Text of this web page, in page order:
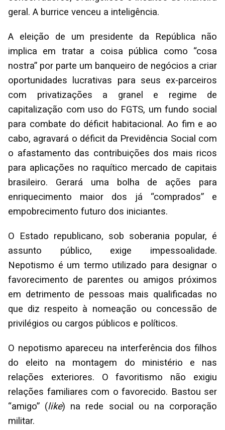
geral. A burrice venceu a inteligência.
A eleição de um presidente da República não
implica em tratar a coisa pública como “cosa
nostra” por parte um banqueiro de negócios a criar
oportunidades lucrativas para seus ex-parceiros
com privatizações a granel e regime de
capitalização com uso do FGTS, um fundo social
para combate do déficit habitacional. Ao fim e ao
cabo, agravará o déficit da Previdência Social com
o afastamento das contribuições dos mais ricos
para aplicações no raquítico mercado de capitais
brasileiro. Gerará uma bolha de ações para
enriquecimento maior dos já “comprados” e
empobrecimento futuro dos iniciantes.
O Estado republicano, sob soberania popular, é
assunto público, exige impessoalidade.
Nepotismo é um termo utilizado para designar o
favorecimento de parentes ou amigos próximos
em detrimento de pessoas mais qualificadas no
que diz respeito à nomeação ou concessão de
privilégios ou cargos públicos e políticos.
O nepotismo apareceu na interferência dos filhos
do eleito na montagem do ministério e nas
relações exteriores. O favoritismo não exigiu
relações familiares com o favorecido. Bastou ser
“amigo” (like) na rede social ou na corporação
militar.